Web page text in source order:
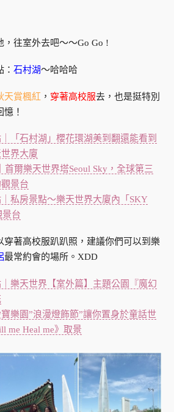
，往室外去吧～～Go Go !
石村湖～哈哈哈
天賞楓紅 ， 穿著高校服去，也是挺特別
！
「石村湖」櫻花環湖美到翻還能看到
界大廈
首爾樂天世界塔Seoul Sky，全球第三
景台
私房景點～樂天世界大廈內「SKY
景台
穿著高校服趴趴照，建議你們可以到樂
最常約會的場所。XDD
樂天世界【室外篇】主題公園『魔幻
樂園”浪漫燈飾節”讓你置身於童話世
me Heal me》取景